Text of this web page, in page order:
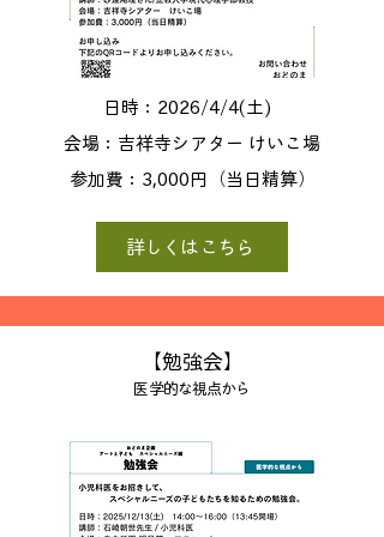
日時：2026/4/4(土)
会場：吉祥寺シアター けいこ場
参加費：3,000円（当日精算）
詳しくはこちら
【勉強会】
医学的な視点から